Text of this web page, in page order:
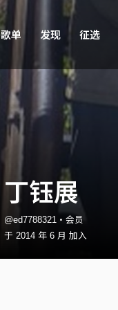
歌单 发现 征选
丁钰展
@ed7788321・会员
于 2014 年 6 月 加入